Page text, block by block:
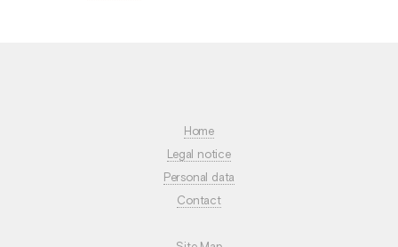
Home
Legal notice
Personal data
Contact